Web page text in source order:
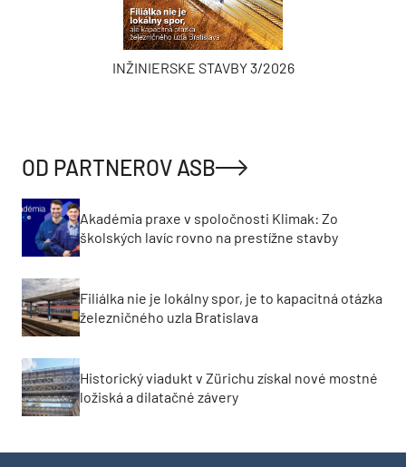
INŽINIERSKE STAVBY 3/2026
OD PARTNEROV ASB
Akadémia praxe v spoločnosti Klimak: Zo
školských lavíc rovno na prestížne stavby
Filiálka nie je lokálny spor, je to kapacitná otázka
železničného uzla Bratislava
Historický viadukt v Zürichu získal nové mostné
ložiská a dilatačné závery